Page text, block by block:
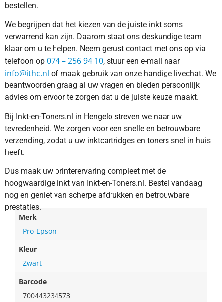
bestellen.
We begrijpen dat het kiezen van de juiste inkt soms
verwarrend kan zijn. Daarom staat ons deskundige team
klaar om u te helpen. Neem gerust contact met ons op via
telefoon op 074 – 256 94 10, stuur een e-mail naar
info@ithc.nl of maak gebruik van onze handige livechat. We
beantwoorden graag al uw vragen en bieden persoonlijk
advies om ervoor te zorgen dat u de juiste keuze maakt.
Bij Inkt-en-Toners.nl in Hengelo streven we naar uw
tevredenheid. We zorgen voor een snelle en betrouwbare
verzending, zodat u uw inktcartridges en toners snel in huis
heeft.
Dus maak uw printerervaring compleet met de
hoogwaardige inkt van Inkt-en-Toners.nl. Bestel vandaag
nog en geniet van scherpe afdrukken en betrouwbare
prestaties.
Merk
Pro-Epson
Kleur
Zwart
Barcode
700443234573